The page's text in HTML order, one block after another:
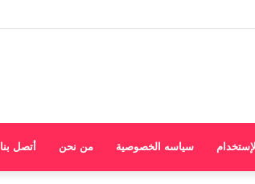
سياسه الخصوصية من نحن أتصل بنا